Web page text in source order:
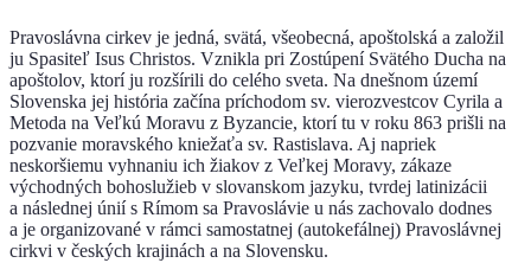
Pravoslávna cirkev je jedná, svätá, všeobecná, apoštolská a založil
ju Spasiteľ Isus Christos. Vznikla pri Zostúpení Svätého Ducha na
apoštolov, ktorí ju rozšírili do celého sveta. Na dnešnom území
Slovenska jej história začína príchodom sv. vierozvestcov Cyrila a
Metoda na Veľkú Moravu z Byzancie, ktorí tu v roku 863 prišli na
pozvanie moravského kniežaťa sv. Rastislava. Aj napriek
neskoršiemu vyhnaniu ich žiakov z Veľkej Moravy, zákaze
východných bohoslužieb v slovanskom jazyku, tvrdej latinizácii
a následnej únií s Rímom sa Pravoslávie u nás zachovalo dodnes
a je organizované v rámci samostatnej (autokefálnej) Pravoslávnej
cirkvi v českých krajinách a na Slovensku.